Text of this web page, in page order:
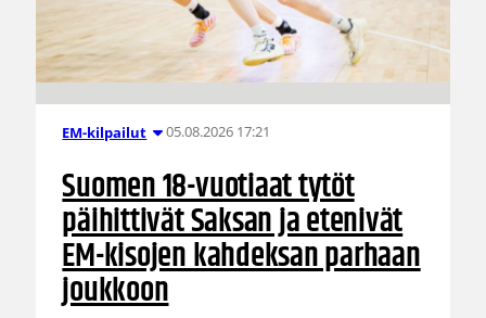
EM-kilpailut 05.08.2026 17:21
Suomen 18-vuotiaat tytöt
päihittivät Saksan ja etenivät
EM-kisojen kahdeksan parhaan
joukkoon